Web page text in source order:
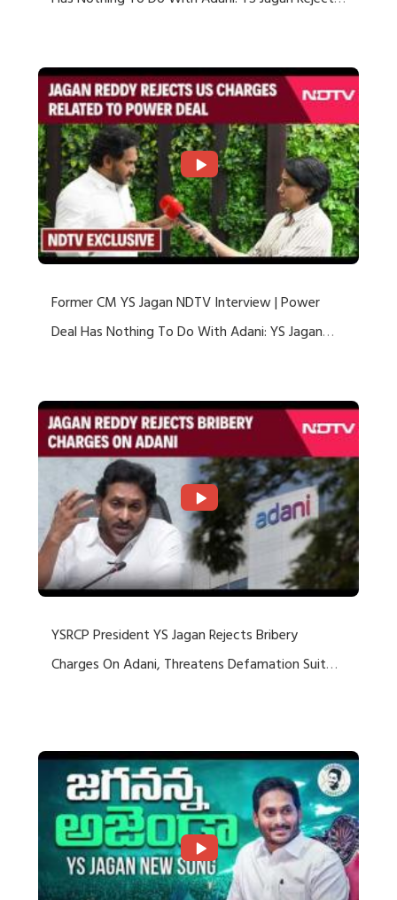
Former CM YS Jagan NDTV Interview | Power
Deal Has Nothing To Do With Adani: YS Jagan
YSRCP President YS Jagan Rejects Bribery
Charges On Adani, Threatens Defamation Suit